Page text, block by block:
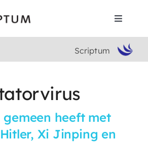
Toggle
Scriptum
gemeen heeft met
Xi Jinping en